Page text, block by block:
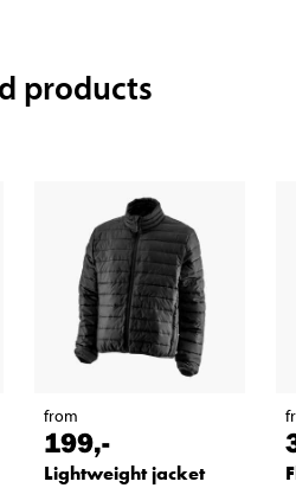
products
from
199,-
Lightweight jacket